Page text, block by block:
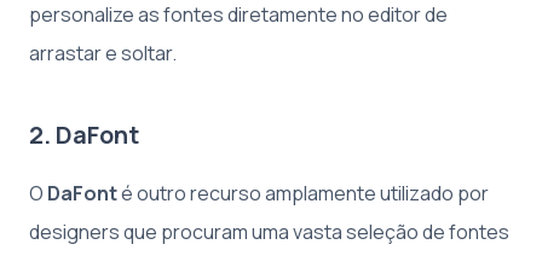
personalize as fontes diretamente no editor de
arrastar e soltar.
2. DaFont
O DaFonté outro recurso amplamente utilizado por
designers que procuram uma vasta seleção de fontes